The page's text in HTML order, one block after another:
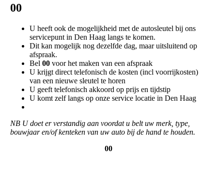
00
U heeft ook de mogelijkheid met de autosleutel bij ons
servicepunt in Den Haag langs te komen.
Dit kan mogelijk nog dezelfde dag, maar uitsluitend op
afspraak.
Bel00 voor het maken van een afspraak
U krijgt direct telefonisch de kosten (incl voorrijkosten)
van een nieuwe sleutel te horen
U geeft telefonisch akkoord op prijs en tijdstip
U komt zelf langs op onze service locatie in Den Haag
NB U doet er verstandig aan voordat u belt uw merk, type,
bouwjaar en/of kenteken van uw auto bij de hand te houden.
00